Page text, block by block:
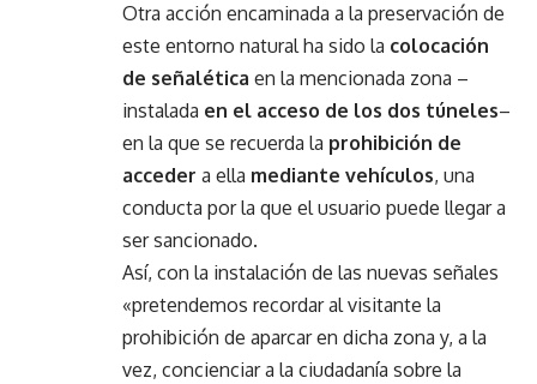
Otra acción encaminada a la preservación de
este entorno natural ha sido la colocación
de señalética en la mencionada zona –
instalada en el acceso de los dos túneles–
en la que se recuerda la prohibición de
acceder a ella mediante vehículos, una
conducta por la que el usuario puede llegar a
ser sancionado.
Así, con la instalación de las nuevas señales
«pretendemos recordar al visitante la
prohibición de aparcar en dicha zona y, a la
vez, concienciar a la ciudadanía sobre la